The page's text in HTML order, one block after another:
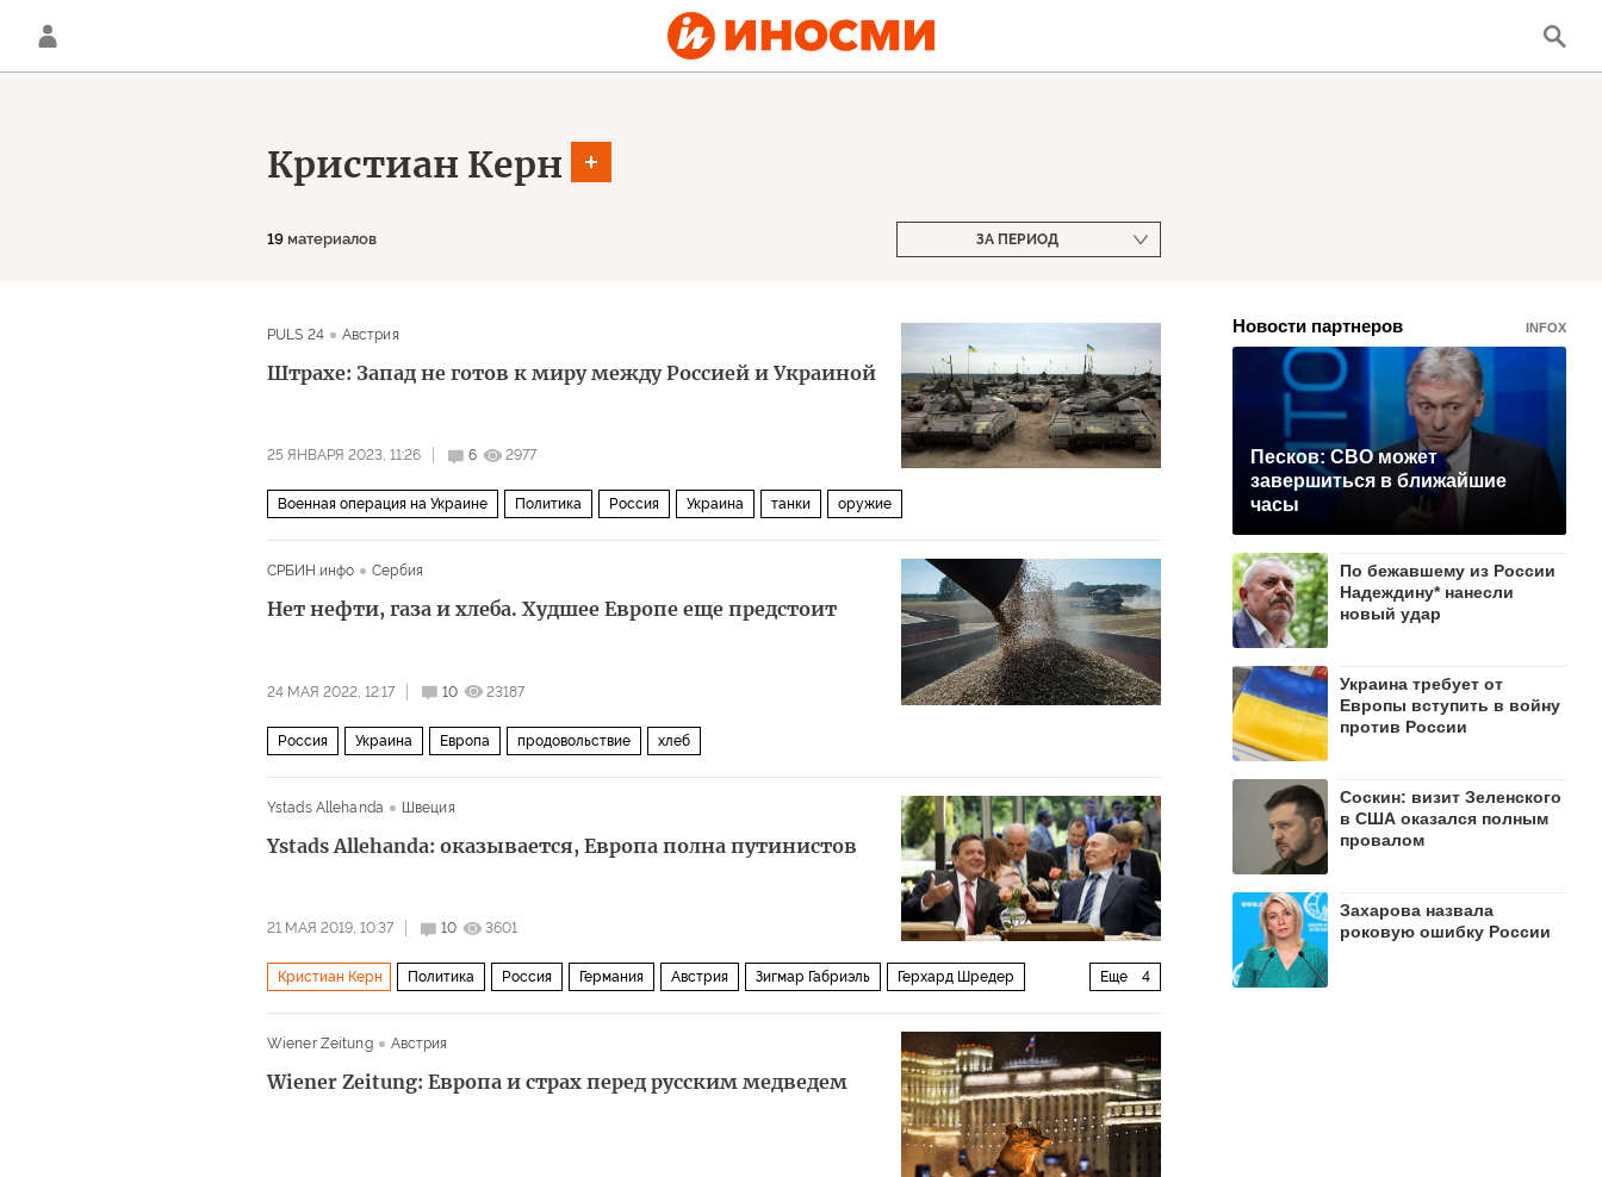
Кристиан Керн
19 материалов ЗА ПЕРИОД
PULS 24 Австрия
Штрахе: Запад не готов к миру между Россией и Украиной
25 ЯНВАРЯ 2023, 11:26 6 2977
Военная операция на Украине Политика Россия Украина танки оружие
СРБИН.инфо Сербия
Нет нефти, газа и хлеба. Худшее Европе еще предстоит
24 МАЯ 2022, 12:17 10 23187
Россия Украина Европа продовольствие хлеб
Ystads Allehanda Швеция
Ystads Allehanda: оказывается, Европа полна путинистов
21 МАЯ 2019, 10:37 10 3601
Еще 4
Кристиан Керн Политика Россия Германия Австрия Зигмар Габриэль Герхард Шредер
Wiener Zeitung
Австрия
Wiener Zeitung: Европа и страх перед русским медведем
Новости партнеров INFOX
Песков: СВО может
завершиться в ближайшие
часы
По бежавшему из России
Надеждину* нанесли
новый удар
Украина требует от
Европы вступить в войну
против России
Соскин: визит Зеленского
в США оказался полным
провалом
Захарова назвала
роковую ошибку России